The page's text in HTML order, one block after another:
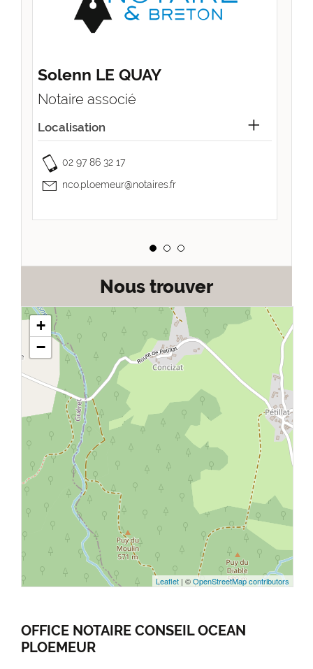
Solenn LE QUAY
Notaire associé
Localisation
02 97 86 32 17
nco.ploemeur@notaires.fr
Nous trouver
+
−
Leaflet | ©OpenStreetMap contributors
OFFICE NOTAIRE CONSEIL OCEAN
PLOEMEUR